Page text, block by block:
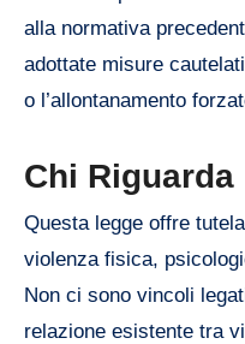
alla normativa
adottate misure
o l’allontanamento
Chi
Questa legge offre
violenza fisica,
Non ci sono vincoli
relazione esistente tra